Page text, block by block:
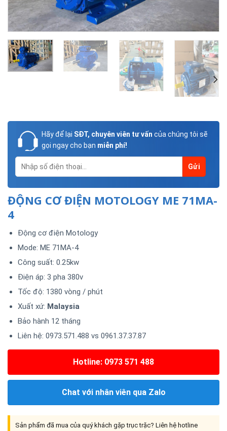
Hãy để lại SĐT, chuyên viên tư vấn của chúng tôi sẽ
gọi ngay cho bạn miễn phí!
ĐỘNG CƠ ĐIỆN MOTOLOGY ME 71MA-
4
Động cơ điện Motology
Mode: ME 71MA-4
Công suất: 0.25kw
Điện áp: 3 pha 380v
Tốc độ: 1380 vòng / phút
Xuất xứ: Malaysia
Bảo hành 12 tháng
Liên hệ: 0973.571.488 vs 0961.37.37.87
Hotline: 0973 571 488
Chat với nhân viên qua Zalo
Sản phẩm đã mua của quý khách gặp trục trặc? Liên hệ hotline